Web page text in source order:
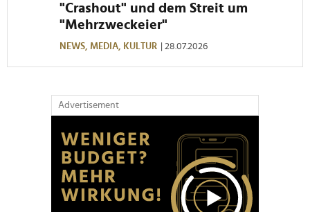
"Crashout" und dem Streit um
"Mehrzweckeier"
NEWS, MEDIA, KULTUR | 28.07.2026
Advertisement